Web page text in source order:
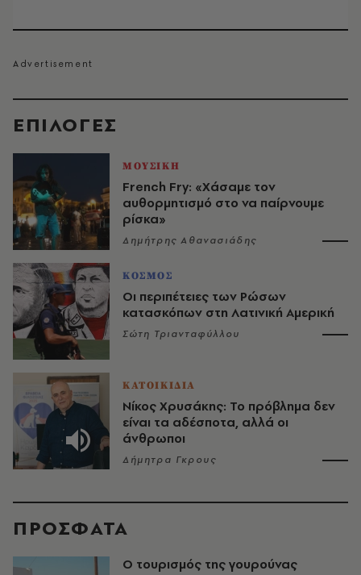
EΠΙΛΟΓΈΣ
ΜΟΥΣΙΚΗ
French Fry: «Χάσαμε τον
αυθορμητισμό στο να παίρνουμε
ρίσκα»
Δημήτρης Αθανασιάδης
ΚΟΣΜΟΣ
Οι περιπέτειες των Ρώσων
κατασκόπων στη Λατινική Αμερική
Σώτη Τριανταφύλλου
ΚΑΤΟΙΚΙΔΙΑ
Νίκος Χρυσάκης: Το πρόβλημα δεν
είναι τα αδέσποτα, αλλά οι
άνθρωποι
Δήμητρα Γκρους
ΠΡΟΣΦΑΤΑ
Ο τουρισμός της γουρούνας